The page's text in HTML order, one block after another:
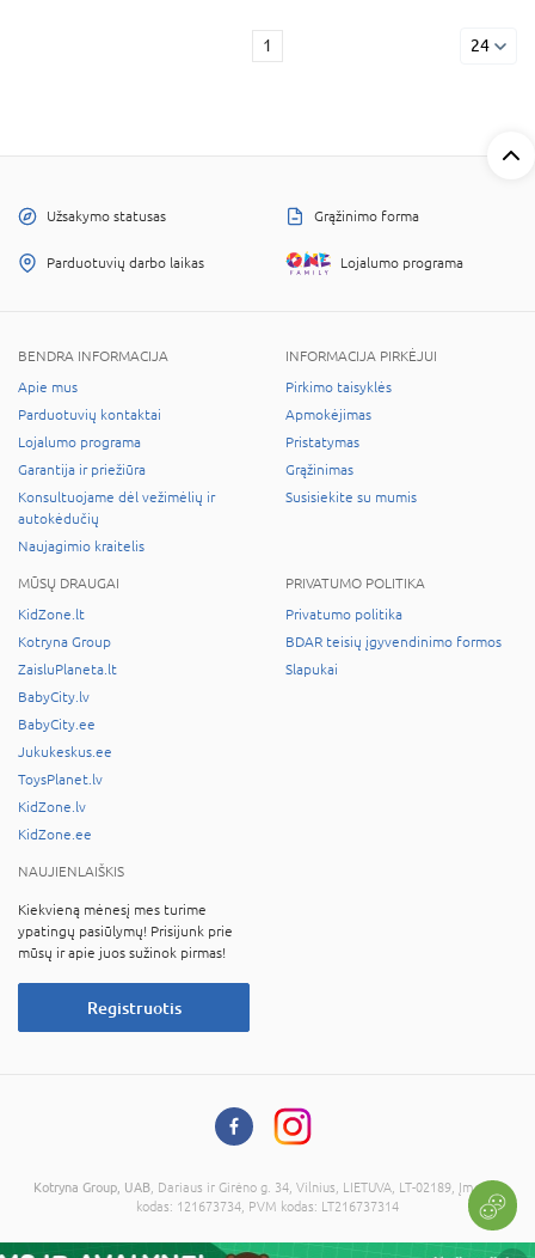
1 24
Užsakymo statusas Grąžinimo forma
Parduotuvių darbo laikas Lojalumo programa
BENDRA INFORMACIJA
Apie mus
Parduotuvių kontaktai
Lojalumo programa
Garantija ir priežiūra
Konsultuojame dėl vežimėlių ir
autokėdučių
Naujagimio kraitelis
INFORMACIJA PIRKĖJUI
Pirkimo taisyklės
Apmokėjimas
Pristatymas
Grąžinimas
Susisiekite su mumis
MŪSŲ DRAUGAI
KidZone.lt
Kotryna Group
ZaisluPlaneta.lt
BabyCity.lv
BabyCity.ee
Jukukeskus.ee
ToysPlanet.lv
KidZone.lv
KidZone.ee
PRIVATUMO POLITIKA
Privatumo politika
BDAR teisių įgyvendinimo formos
Slapukai
NAUJIENLAIŠKIS
Kiekvieną mėnesį mes turime
ypatingų pasiūlymų! Prisijunk prie
mūsų ir apie juos sužinok pirmas!
Registruotis
Kotryna Group, UAB , Dariaus ir Girėno g. 34, Vilnius, LIETUVA, LT-02189, Įmonės
kodas: 121673734, PVM kodas: LT216737314
© 2026 Visos teisės saugomos. Kopijuoti informaciją be administracijos sutikimo